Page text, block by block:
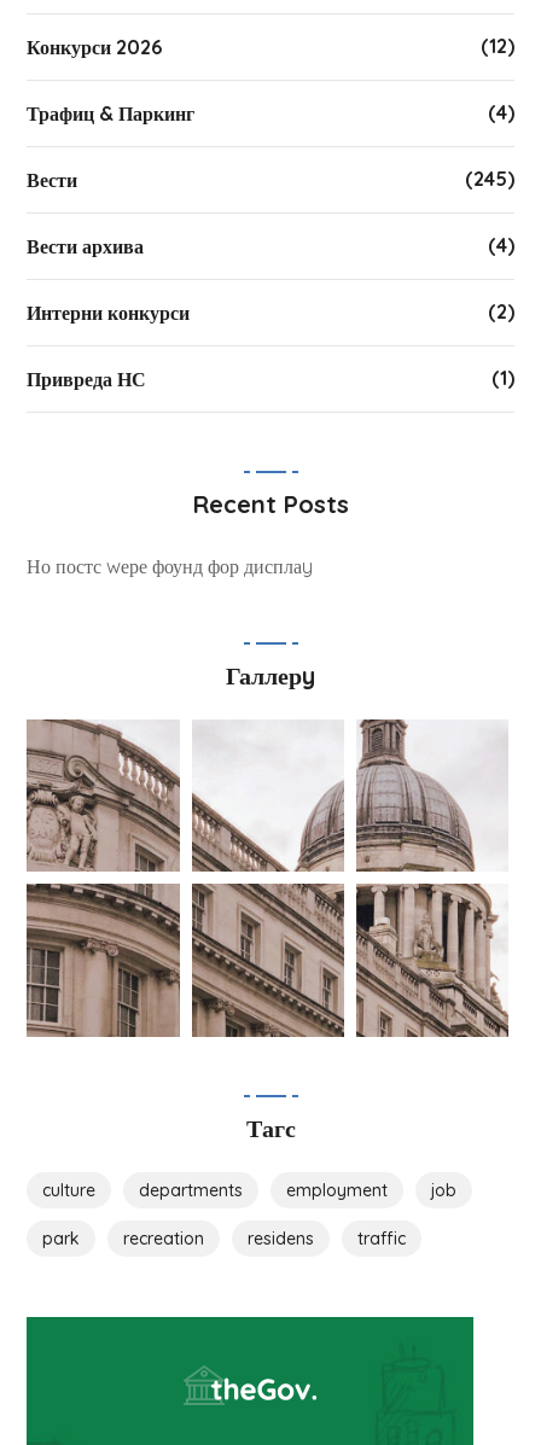
Конкурси 2026 (12)
Трафиц & Паркинг (4)
Вести (245)
Вести архива (4)
Интерни конкурси (2)
Привреда НС (1)
Recent Posts
Но постс wере фоунд фор дисплаy
Галлерy
Тагс
culture departments employment job
park recreation residens traffic